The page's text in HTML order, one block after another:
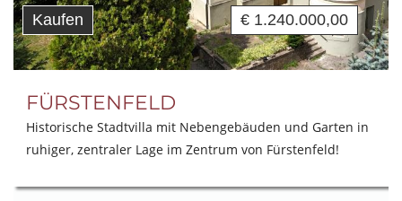
Kaufen € 1.240.000,00
FÜRSTENFELD
Historische Stadtvilla mit Nebengebäuden und Garten in
ruhiger, zentraler Lage im Zentrum von Fürstenfeld!